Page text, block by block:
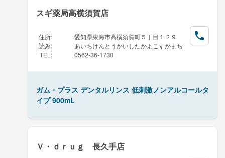
スギ薬局高横須賀店
住所:
愛知県東海市高横須賀町５丁目１２９
読み:
あいちけんとうかいしたかよこすかまち
TEL : 0562-36-1730
ガム・プラス デンタルリンス 低刺激ノンアルコールタ
イプ 900mL
Ｖ・ｄｒｕｇ 長久手店